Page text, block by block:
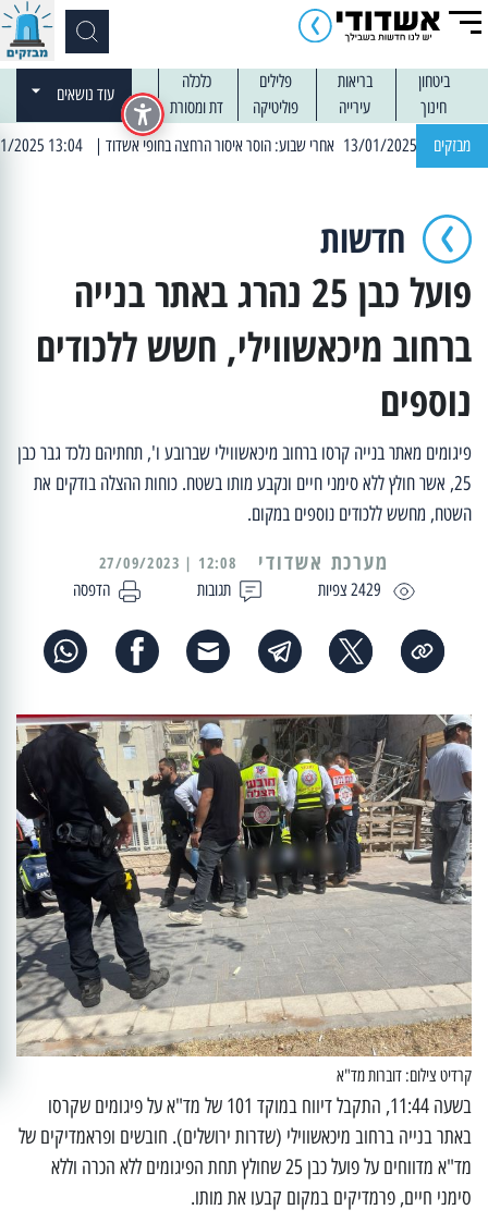
ביטחון בריאות פלילים
כלכלה
חינוך
עירייה פוליטיקה דת ומסורת
עוד נושאים
מבזקים | 13:04 14/01/2025 עובדים בלילות: עבודות קרצוף וריבוד אספלט
חדשות
פועל כבן 25 נהרג באתר בנייה
ברחוב מיכאשווילי, חשש ללכודים
נוספים
פיגומים מאתר בנייה קרסו ברחוב מיכאשווילי שברובע ו', תחתיהם נלכד גבר כבן
25, אשר חולץ ללא סימני חיים ונקבע מותו בשטח. כוחות ההצלה בודקים את
השטח, מחשש ללכודים נוספים במקום.
2429 צפיות תגובות הדפסה
מערכת אשדודי 12:08 | 27/09/2023
קרדיט צילום: דוברות מד"א
בשעה 11:44, התקבל דיווח במוקד 101 של מד"א על פיגומים שקרסו
באתר בנייה ברחוב מיכאשווילי (שדרות ירושלים). חובשים ופראמדיקים של
מד"א מדווחים על פועל כבן 25 שחולץ תחת הפיגומים ללא הכרה וללא
סימני חיים, פרמדיקים במקום קבעו את מותו.